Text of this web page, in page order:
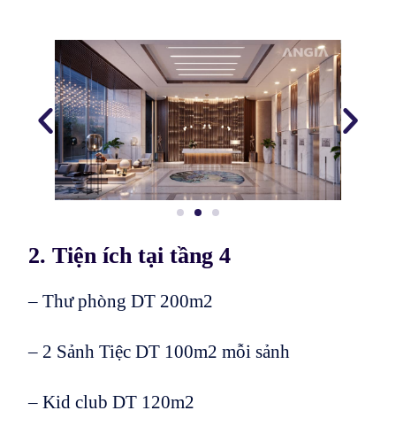
2. Tiện ích tại tầng 4
– Thư phòng DT 200m2
– 2 Sảnh Tiệc DT 100m2 mỗi sảnh
– Kid club DT 120m2